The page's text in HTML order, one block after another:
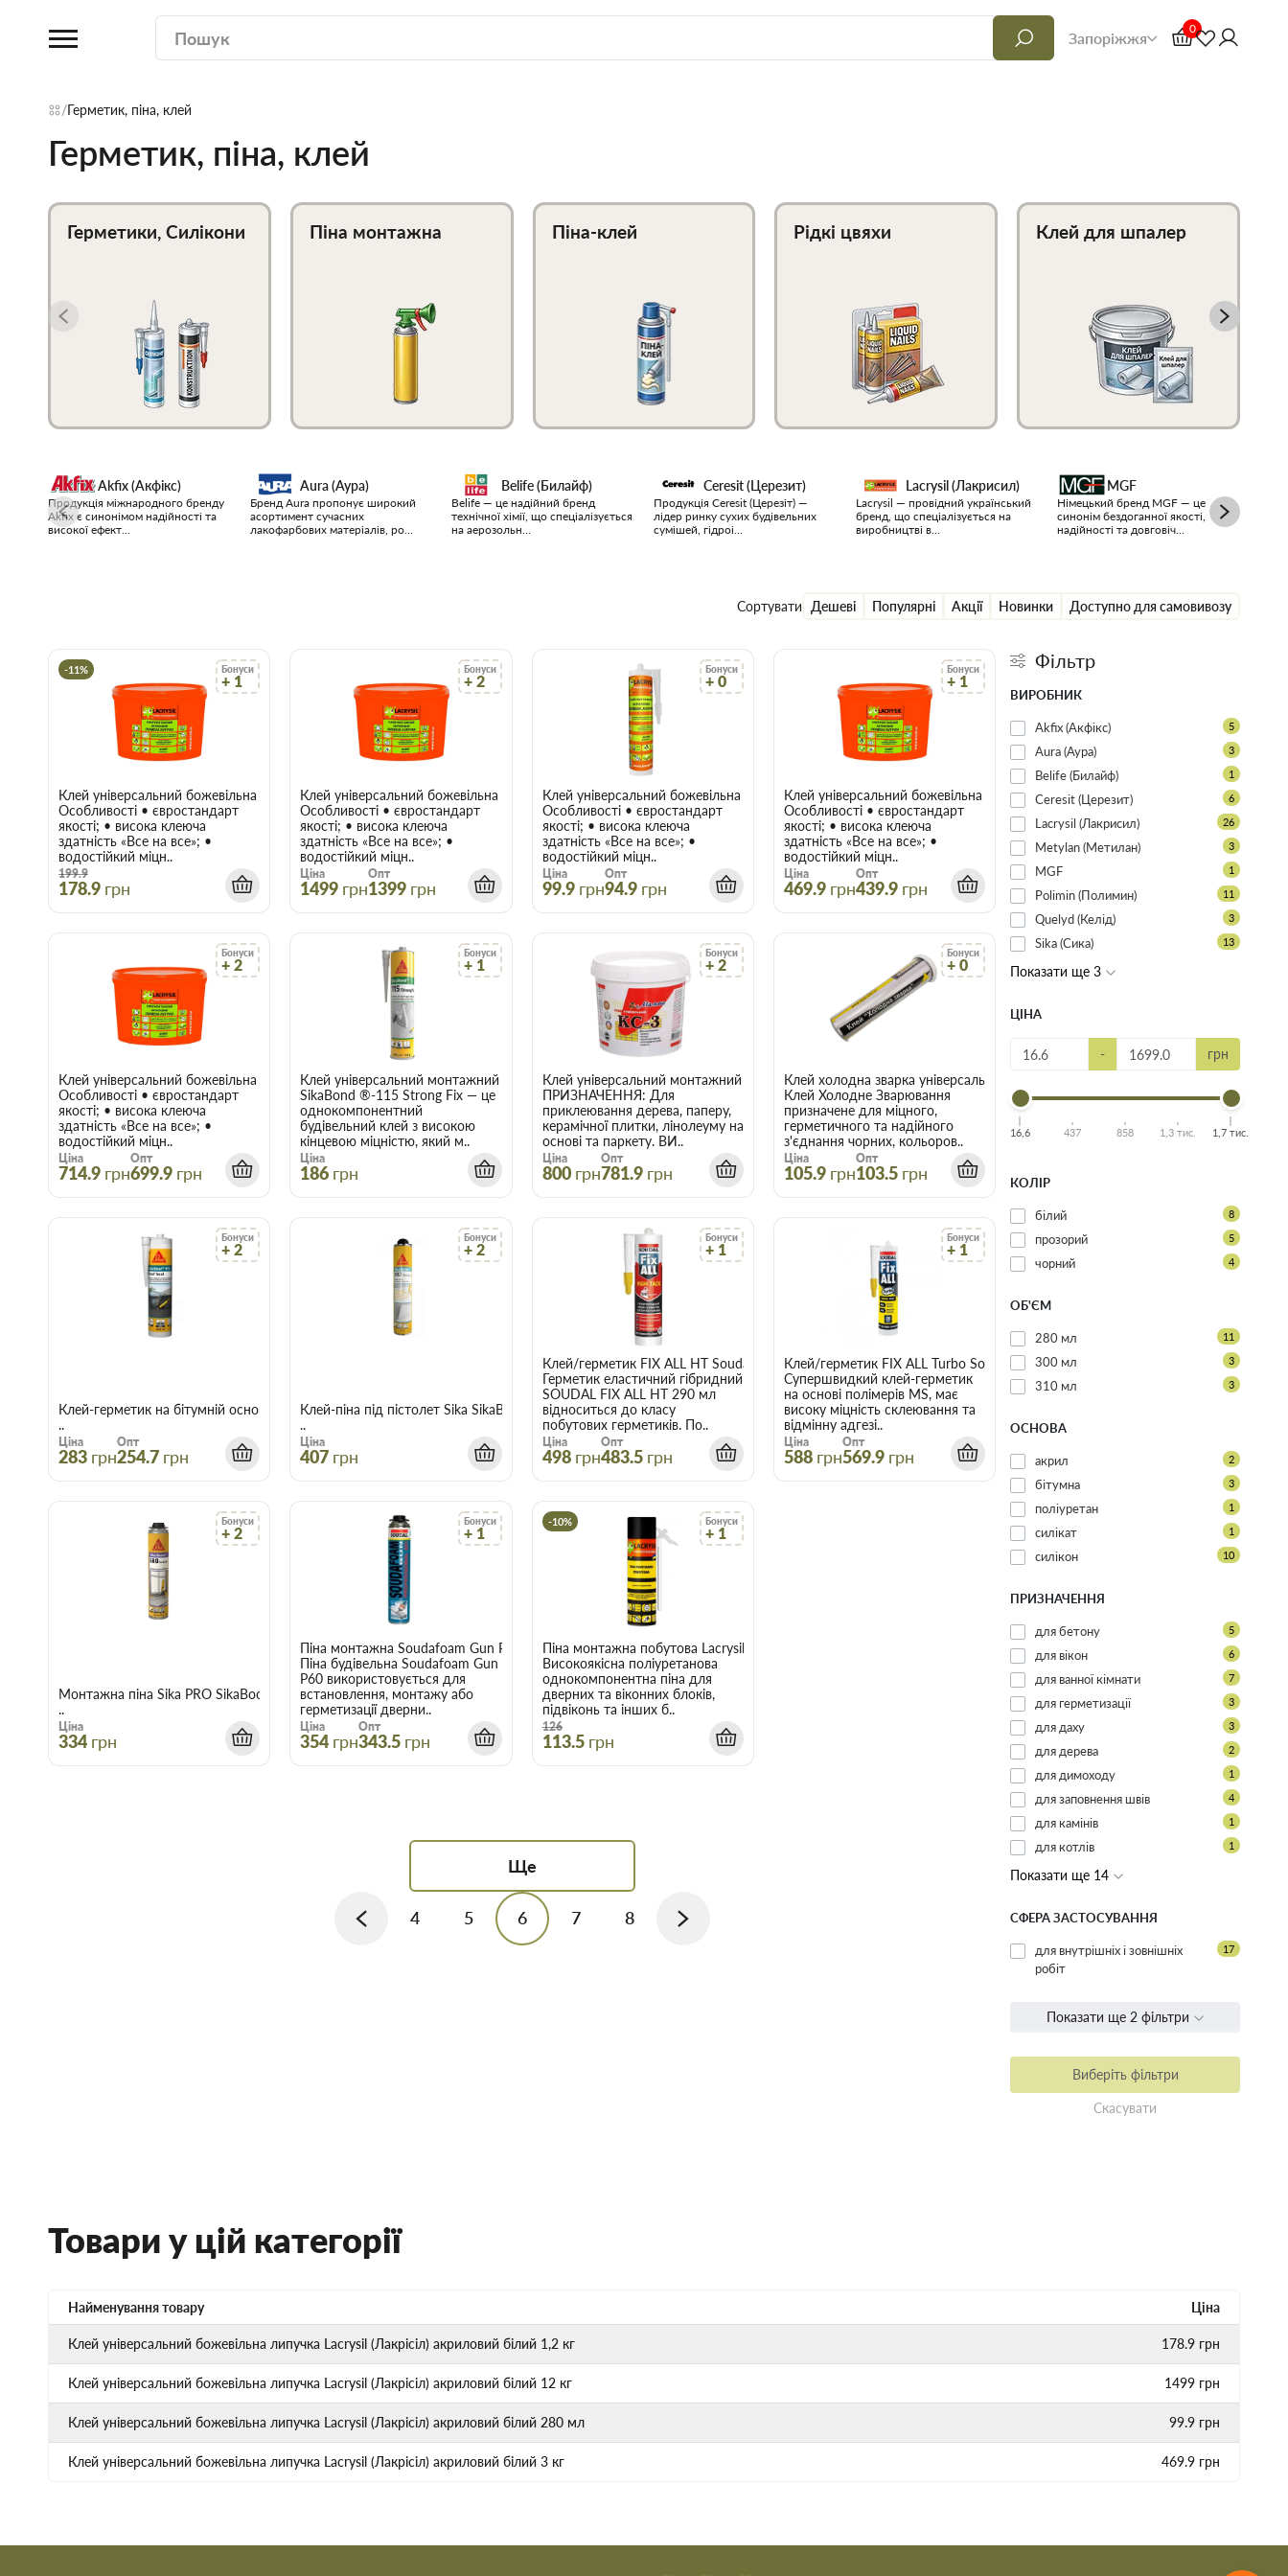
Запоріжжя
0
Герметик, піна, клей
Герметик, піна, клей
Герметики, Силікони Піна монтажна Піна-клей Рідкі цвяхи Клей для шпалер
Akfix (Акфікс)
Продукція міжнародного бренду
Akfix є синонімом надійності та
високої ефект...
Aura (Аура)
Бренд Aura пропонує широкий
асортимент сучасних
лакофарбових матеріалів, ро...
Belife (Билайф)
Belife — це надійний бренд
технічної хімії, що спеціалізується
на аерозольн...
Ceresit (Церезит)
Продукція Ceresit (Церезіт) —
лідер ринку сухих будівельних
сумішей, гідроі...
Lacrysil (Лакрисил)
Lacrysil — провідний український
бренд, що спеціалізується на
виробництві в...
MGF
Німецький бренд MGF — це
синонім бездоганної якості,
надійності та довговіч...
Сортувати Дешеві Популярні Акції Новинки Доступно для самовивозу
-11% Бонуси
+ 1
Клей універсальний божевільна липучка Lacrysil (Лакрісіл) акриловий білий 1,2 кг
Особливості • євростандарт
якості; • висока клеюча
здатність «Все на все»; •
водостійкий міцн..
199.9
178.9 грн
Бонуси
+ 2
Клей універсальний божевільна липучка Lacrysil (Лакрісіл) акриловий білий 12 кг
Особливості • євростандарт
якості; • висока клеюча
здатність «Все на все»; •
водостійкий міцн..
Ціна
1499 грн
Опт
1399 грн
Бонуси
+ 0
Клей універсальний божевільна липучка Lacrysil (Лакрісіл) акриловий білий 280 мл
Особливості • євростандарт
якості; • висока клеюча
здатність «Все на все»; •
водостійкий міцн..
Ціна
99.9 грн
Опт
94.9 грн
Бонуси
+ 1
Клей універсальний божевільна липучка Lacrysil (Лакрісіл) акриловий білий 3 кг
Особливості • євростандарт
якості; • висока клеюча
здатність «Все на все»; •
водостійкий міцн..
Ціна
469.9 грн
Опт
439.9 грн
Бонуси
+ 2
Клей універсальний божевільна липучка Lacrysil (Лакрісіл) акриловий білий 6 кг
Особливості • євростандарт
якості; • висока клеюча
здатність «Все на все»; •
водостійкий міцн..
Ціна
714.9 грн
Опт
699.9 грн
Бонуси
+ 1
Клей універсальний монтажний SikaBond 115 Strong Fix
SikaBond ®-115 Strong Fix — це
однокомпонентний
будівельний клей з високою
кінцевою міцністю, який м..
Ціна
186 грн
Бонуси
+ 2
Клей універсальний монтажний КС-3 15 кг
ПРИЗНАЧЕННЯ: Для
приклеювання дерева, паперу,
керамічної плитки, лінолеуму на
основі та паркету. ВИ..
Ціна
800 грн
Опт
781.9 грн
Бонуси
+ 0
Клей Холодне Зварювання
призначене для міцного,
герметичного та надійного
з'єднання чорних, кольоров..
Ціна
105.9 грн
Опт
103.5 грн
Бонуси
+ 2
Клей-герметик на бітумній основі SikaSeal-173
..
Ціна
283 грн
Опт
254.7 грн
Бонуси
+ 2
Клей-піна під пістолет Sika SikaBoom 582 Foam Fix 750 мл
..
Ціна
407 грн
Бонуси
+ 1
Клей/герметик FIX ALL HT Soudal білий 290 мл
Герметик еластичний гібридний
SOUDAL FIX ALL HT 290 мл
відноситься до класу
побутових герметиків. По..
Ціна
498 грн
Опт
483.5 грн
Бонуси
+ 1
Клей/герметик FIX ALL Turbo Soudal 290 мл
Супершвидкий клей-герметик
на основі полімерів MS, має
високу міцність склеювання та
відмінну адгезі..
Ціна
588 грн
Опт
569.9 грн
Бонуси
+ 2
Монтажна піна Sika PRO SikaBoom 580 750 мл
..
Ціна
334 грн
Бонуси
+ 1
Піна монтажна Soudafoam Gun P60 проф. 750 мл
Піна будівельна Soudafoam Gun
P60 використовується для
встановлення, монтажу або
герметизації дверни..
Ціна
354 грн
Опт
343.5 грн
-10% Бонуси
+ 1
Піна монтажна побутова Lacrysil 320 мл
Високоякісна поліуретанова
однокомпонентна піна для
дверних та віконних блоків,
підвіконь та інших б..
126
113.5 грн
Ще
4 5 6 7 8
Фільтр
ВИРОБНИК
Akfix (Акфікс) 5
Aura (Аура) 3
Belife (Билайф) 1
Ceresit (Церезит) 6
Lacrysil (Лакрисил) 26
Metylan (Метилан) 3
MGF 1
Polimin (Полимин) 11
Quelyd (Келід) 3
Sika (Сика) 13
Показати ще 3
ЦІНА
- грн
16,6 437 858 1,3 тис. 1,7 тис.
КОЛІР
білий 8
прозорий 5
чорний 4
ОБ'ЄМ
280 мл 11
300 мл 3
310 мл 3
ОСНОВА
акрил 2
бітумна 3
поліуретан 1
силікат 1
силікон 10
ПРИЗНАЧЕННЯ
для бетону 5
для вікон 6
для ванної кімнати 7
для герметизації 3
для даху 3
для дерева 2
для димоходу 1
для заповнення швів 4
для камінів 1
для котлів 1
Показати ще 14
СФЕРА ЗАСТОСУВАННЯ
для внутрішніх і зовнішніх
робіт
17
Показати ще 2 фільтри
Скасувати
Виберіть фільтри
Товари у цій категорії
Найменування товару Ціна
Клей універсальний божевільна липучка Lacrysil (Лакрісіл) акриловий білий 1,2 кг 178.9 грн
Клей універсальний божевільна липучка Lacrysil (Лакрісіл) акриловий білий 12 кг 1499 грн
Клей універсальний божевільна липучка Lacrysil (Лакрісіл) акриловий білий 280 мл 99.9 грн
Клей універсальний божевільна липучка Lacrysil (Лакрісіл) акриловий білий 3 кг 469.9 грн